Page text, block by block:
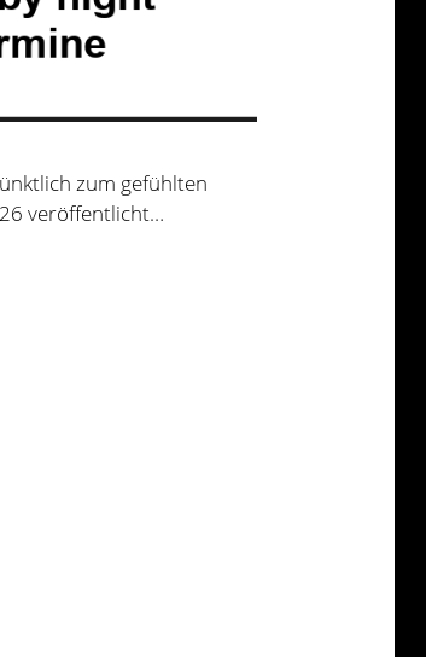
zum gefühlten
veröffentlicht…